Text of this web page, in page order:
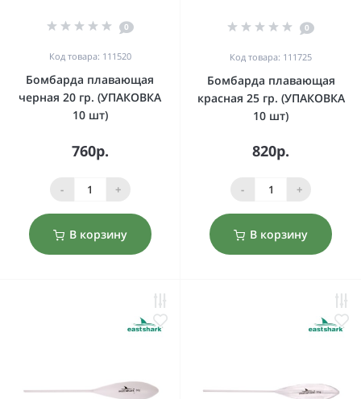
0
Код товара: 111520
Бомбарда плавающая
черная 20 гр. (УПАКОВКА
10 шт)
760р.
- +
В корзину
0
Код товара: 111725
Бомбарда плавающая
красная 25 гр. (УПАКОВКА
10 шт)
820р.
- +
В корзину